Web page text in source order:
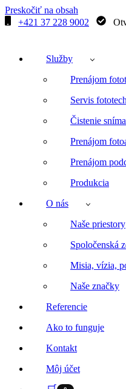
Preskočiť na obsah
+421 37 228 9002
Služby
Prenájom
Servis
Čistenie
Prenájom
Prenájom
Produkcia
O nás
Naše priestory
Spoločenská
Misia, vízia,
Naše značky
Referencie
Ako to funguje
Kontakt
Môj účet